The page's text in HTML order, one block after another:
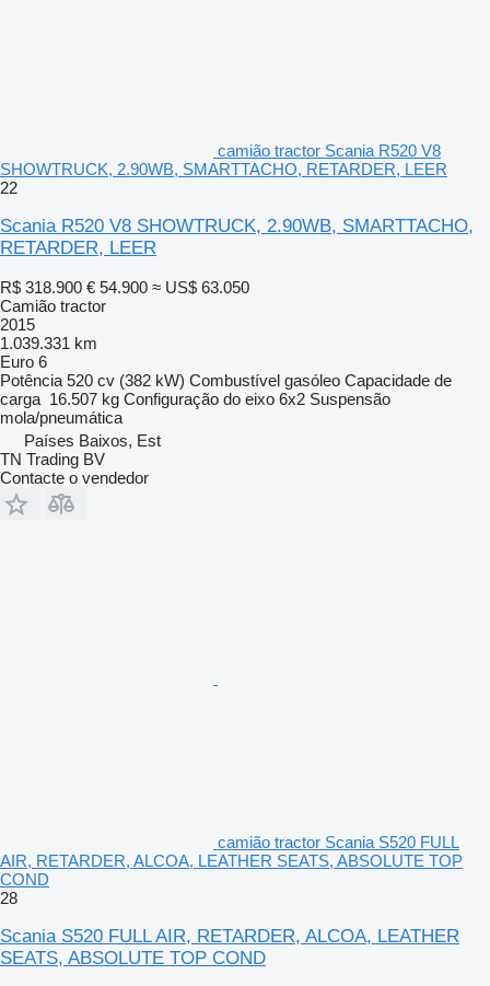
camião tractor Scania R520 V8
SHOWTRUCK, 2.90WB, SMARTTACHO, RETARDER, LEER
22
Scania R520 V8 SHOWTRUCK, 2.90WB, SMARTTACHO,
RETARDER, LEER
R$ 318.900 € 54.900 ≈ US$ 63.050
Camião tractor
2015
1.039.331 km
Euro 6
Potência 520 cv (382 kW) Combustível gasóleo Capacidade de
carga 16.507 kg Configuração do eixo 6x2 Suspensão
mola/pneumática
Países Baixos, Est
TN Trading BV
Contacte o vendedor
camião tractor Scania S520 FULL
AIR, RETARDER, ALCOA, LEATHER SEATS, ABSOLUTE TOP
COND
28
Scania S520 FULL AIR, RETARDER, ALCOA, LEATHER
SEATS, ABSOLUTE TOP COND